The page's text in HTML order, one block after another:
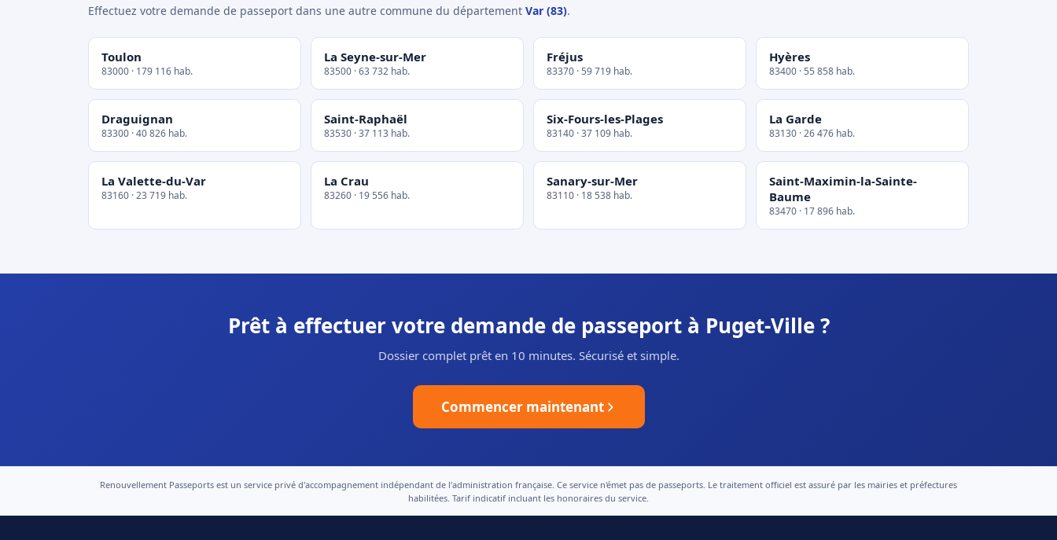
Effectuez votre demande de passeport dans une autre commune du département Var (83).
Toulon
83000 · 179 116 hab.
La Seyne-sur-Mer
83500 · 63 732 hab.
Fréjus
83370 · 59 719 hab.
Hyères
83400 · 55 858 hab.
Draguignan
83300 · 40 826 hab.
Saint-Raphaël
83530 · 37 113 hab.
Six-Fours-les-Plages
83140 · 37 109 hab.
La Garde
83130 · 26 476 hab.
La Valette-du-Var
83160 · 23 719 hab.
La Crau
83260 · 19 556 hab.
Sanary-sur-Mer
83110 · 18 538 hab.
Saint-Maximin-la-Sainte-
Baume
83470 · 17 896 hab.
Prêt à effectuer votre demande de passeport à Puget-Ville ?
Dossier complet prêt en 10 minutes. Sécurisé et simple.
Commencer maintenant
Renouvellement Passeports est un service privé d'accompagnement indépendant de l'administration française. Ce service n'émet pas de passeports. Le traitement officiel est assuré par les mairies et préfectures
habilitées. Tarif indicatif incluant les honoraires du service.